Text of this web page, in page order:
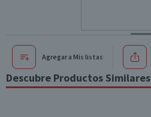
Agregar a Mis listas
Descubre Productos Similares